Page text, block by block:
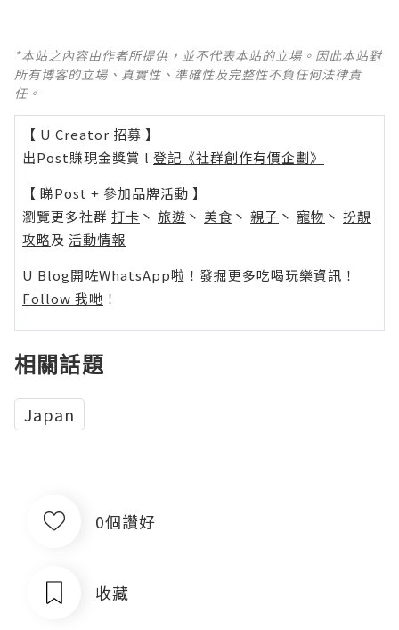
*本站之內容由作者所提供，並不代表本站的立場。因此本站對
所有博客的立場、真實性、準確性及完整性不負任何法律責
任。
【 U Creator 招募 】
出Post賺現金獎賞 l 登記《社群創作有價企劃》
【 睇Post + 參加品牌活動 】
瀏覽更多社群 打卡 丶 旅遊 丶 美食 丶 親子 丶 寵物 丶 扮靚
攻略及 活動情報
U Blog開咗WhatsApp啦！發掘更多吃喝玩樂資訊！
Follow 我哋 ！
相關話題
Japan
0個讚好
收藏